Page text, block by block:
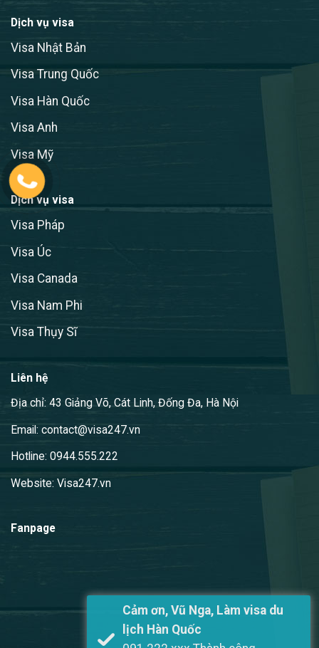
Dịch vụ visa
Visa Nhật Bản
Visa Trung Quốc
Visa Hàn Quốc
Visa Anh
Visa Mỹ
Dịch vụ visa
Visa Pháp
Visa Úc
Visa Canada
Visa Nam Phi
Visa Thụy Sĩ
Liên hệ
Địa chỉ: 43 Giảng Võ, Cát Linh, Đống Đa, Hà Nội
Email: contact@visa247.vn
Hotline: 0944.555.222
Website: Visa247.vn
Fanpage
Cảm ơn, Vũ Nga, Làm visa du
lịch Hàn Quốc